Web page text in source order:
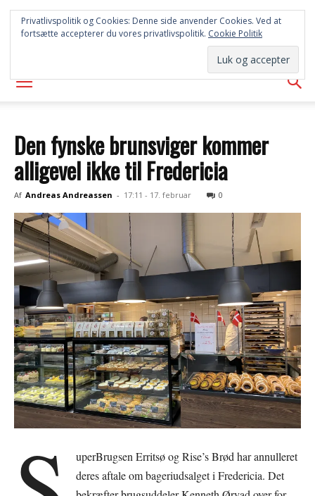
SYD
AVISEN
Den fynske brunsviger kommer
alligevel ikke til Fredericia
Af Andreas Andreassen - 17:11 - 17. februar 0
uperBrugsen Erritsø og Rise’s Brød har annulleret
deres aftale om bageriudsalget i Fredericia. Det
Privatlivspolitik og Cookies: Denne side anvender Cookies. Ved at
fortsætte accepterer du vores privatlivspolitik. Cookie Politik